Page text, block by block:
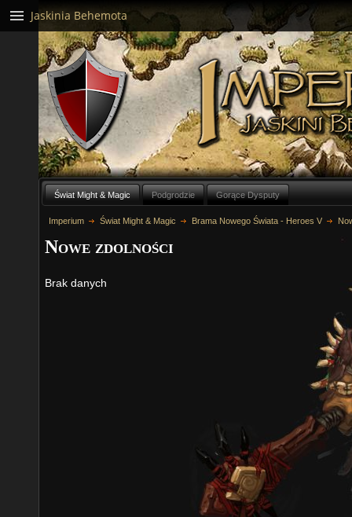
Świat Might & Magic Podgrodzie Gorące Dysputy
Imperium Świat Might & Magic Brama Nowego Świata - Heroes V
Nowe zdolności
Brak danych
Jaskinia Behemota